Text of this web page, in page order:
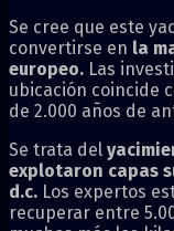
Se cree que este
convertirse en la
europeo. Las
ubicación coincide
de 2.000 años de
Se trata del
explotaron capas
d.c. Los expertos
recuperar entre